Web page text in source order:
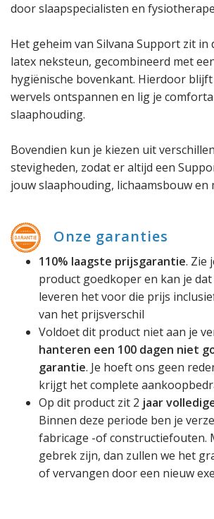
door slaapspecialisten en
Het geheim van Silvana Support zit in
latex neksteun, gecombineerd met
hygiënische bovenkant. Hierdoor
wervels ontspannen en lig je
slaaphouding.
Bovendien kun je kiezen uit
stevigheden, zodat er altijd een
jouw slaaphouding, lichaamsbouw en
Onze garanties
110% laagste prijsgarantie. Zie
product goedkoper en kan je
leveren het voor die prijs
van het prijsverschil
Voldoet dit product niet aan je
hanteren een 100 dagen niet
garantie. Je hoeft ons geen
krijgt het complete
Op dit product zit 2 jaar
Binnen deze periode ben je
fabricage -of constructiefouten.
gebrek zijn, dan zullen we het
of vervangen door een nieuw